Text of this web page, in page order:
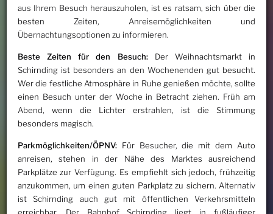
aus Ihrem Besuch herauszuholen, ist es ratsam, sich über die
besten Zeiten, Anreisemöglichkeiten und
Übernachtungsoptionen zu informieren.
Beste Zeiten für den Besuch:Der Weihnachtsmarkt in
Schirnding ist besonders an den Wochenenden gut besucht.
Wer die festliche Atmosphäre in Ruhe genießen möchte, sollte
einen Besuch unter der Woche in Betracht ziehen. Früh am
Abend, wenn die Lichter erstrahlen, ist die Stimmung
besonders magisch.
Parkmöglichkeiten/ÖPNV:Für Besucher, die mit dem Auto
anreisen, stehen in der Nähe des Marktes ausreichend
Parkplätze zur Verfügung. Es empfiehlt sich jedoch, frühzeitig
anzukommen, um einen guten Parkplatz zu sichern. Alternativ
ist Schirnding auch gut mit öffentlichen Verkehrsmitteln